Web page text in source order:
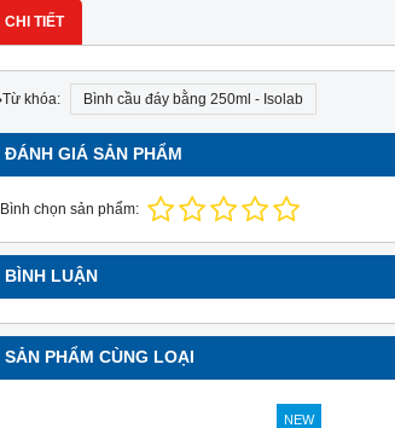
CHI TIẾT
Từ khóa: Bình cầu đáy bằng 250ml - Isolab
ĐÁNH GIÁ SẢN PHẨM
Bình chọn sản phẩm:
BÌNH LUẬN
SẢN PHẨM CÙNG LOẠI
NEW